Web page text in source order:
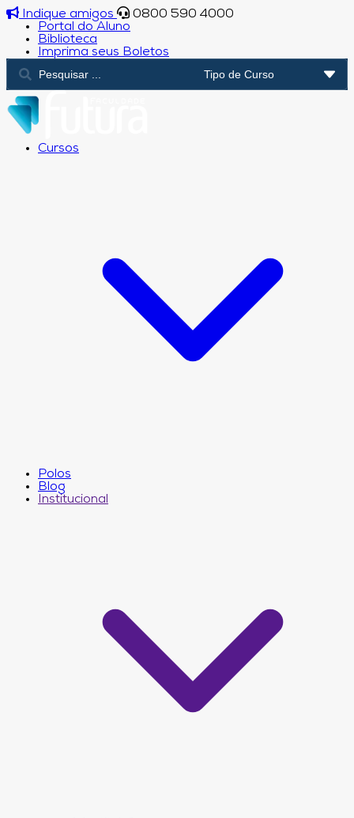
Indique amigos
0800 590 4000
Portal do Aluno
Biblioteca
Imprima seus Boletos
Cursos
Polos
Blog
Institucional